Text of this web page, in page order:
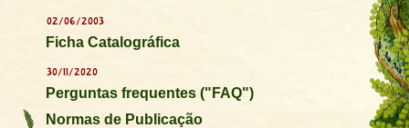
02/06/2003
Ficha Catalográfica
30/11/2020
Perguntas frequentes ("FAQ")
Normas de Publicação